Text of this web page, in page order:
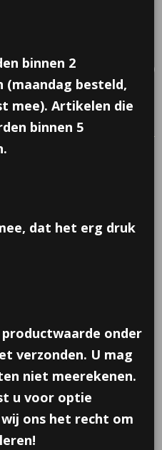
Geen producten
(0)
Vandaag is het feest; 10
is
binnen 2
(maandag besteld,
mee). Artikelen die
binnen 5
dat het erg druk
onder
verzonden. U mag
niet meerekenen.
u voor optie
ons het recht om